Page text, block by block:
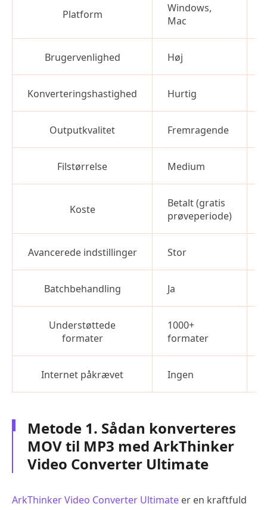
Platform
Windows,
Mac
Brugervenlighed Høj
Konverteringshastighed Hurtig
Outputkvalitet Fremragende
Filstørrelse Medium
Koste
Betalt (gratis
prøveperiode)
Avancerede indstillinger Stor
Batchbehandling Ja
Understøttede
formater
1000+
formater
Internet påkrævet Ingen
Metode 1. Sådan konverteres
MOV til MP3 med ArkThinker
Video Converter Ultimate
ArkThinker Video Converter Ultimate er en kraftfuld